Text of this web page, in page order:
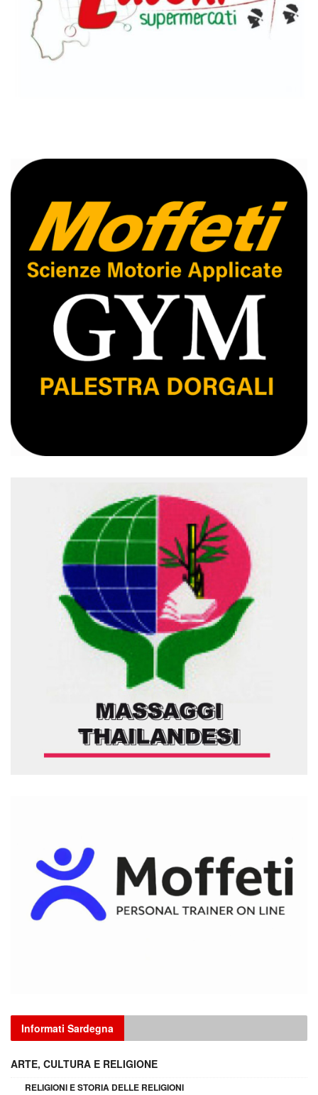
Informati Sardegna
ARTE, CULTURA E RELIGIONE
RELIGIONI E STORIA DELLE RELIGIONI